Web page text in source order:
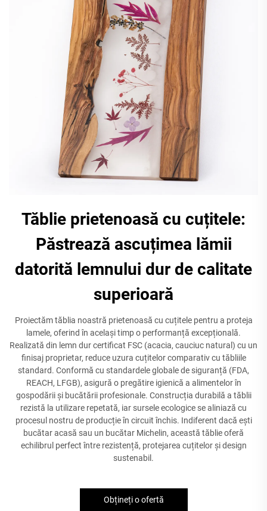
Tăblie prietenoasă cu cuțitele:
Păstrează ascuțimea lămii
datorită lemnului dur de calitate
superioară
Proiectăm tăblia noastră prietenoasă cu cuțitele pentru a proteja
lamele, oferind în același timp o performanță excepțională.
Realizată din lemn dur certificat FSC (acacia, cauciuc natural) cu un
finisaj proprietar, reduce uzura cuțitelor comparativ cu tăbliile
standard. Conformă cu standardele globale de siguranță (FDA,
REACH, LFGB), asigură o pregătire igienică a alimentelor în
gospodării și bucătării profesionale. Construcția durabilă a tăblii
rezistă la utilizare repetată, iar sursele ecologice se aliniază cu
procesul nostru de producție în circuit închis. Indiferent dacă ești
bucătar acasă sau un bucătar Michelin, această tăblie oferă
echilibrul perfect între rezistență, protejarea cuțitelor și design
sustenabil.
Obțineți o ofertă